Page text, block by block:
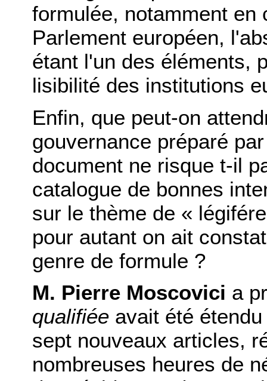
formulée, notamment en
Parlement européen,
étant l'un des éléments,
lisibilité des institutions
Enfin, que peut-on
gouvernance préparé
document ne risque t-il
catalogue de bonnes
sur le thème de «
pour autant on ait
genre de formule ?
M. Pierre Moscovici a
qualifiée avait été
sept nouveaux articles,
nombreuses heures de